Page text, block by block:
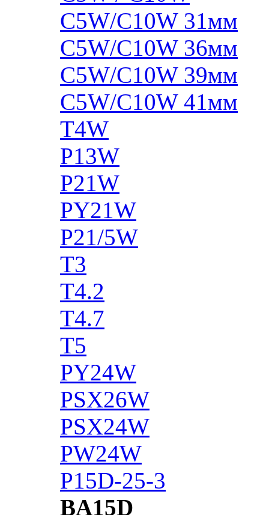
C5W/C10W 31мм
C5W/C10W 36мм
C5W/C10W 39мм
C5W/C10W 41мм
T4W
P13W
P21W
PY21W
P21/5W
T3
T4.2
T4.7
T5
PY24W
PSX26W
PSX24W
PW24W
P15D-25-3
BA15D